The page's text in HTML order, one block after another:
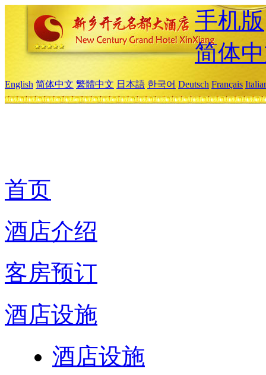
手机版
简体
English 简体中文 繁體中文 日本語 한국어 Deutsch Français
首页
酒店介绍
客房预订
酒店设施
酒店设施